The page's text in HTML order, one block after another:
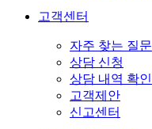
고객센터
자주 찾는 질문
상담 신청
상담 내역 확인
고객제안
신고센터